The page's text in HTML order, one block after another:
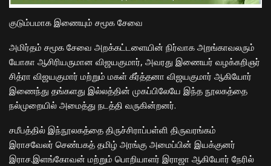
​குடும்பமாக இணையும் சமூக சேவை
​அமிர்தம் சமூக சேவை அறக்கட்டளையின் நிர்வாக அறங்காவலரும்
யோகா ஆசிரியருமான விஜயகுமார், அவரது இணையர் வழக்கறிஞர்
சித்ரா விஜயகுமார் மற்றும் மகள் கீர்த்தனா விஜயகுமார் ஆகியோர்
இணைந்து தங்களது இல்லத்தின் முகப்பிலேயே இந்த நூலகத்தை
நல்முறையில் அமைத்து நடத்தி வருகின்றனர்.
​சமீபத்தில் இந்நூலகத்தை திருச்சிராப்பள்ளி திருவரங்கம்
இராசவேலர் செண்பகத் தமிழ் அரங்கு அமைப்பின் இயக்குனர்
இராச.இளங்கோவன் மற்றும் பொறியாளர் இராஜா ஆகியோர் நேரில்